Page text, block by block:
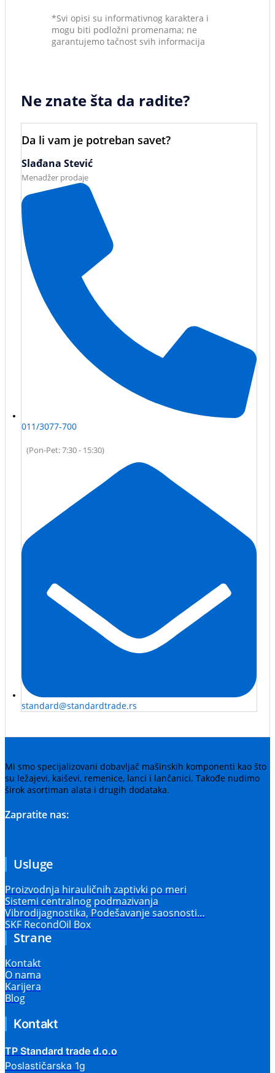
*Svi opisi su informativnog karaktera i
mogu biti podložni promenama; ne
garantujemo tačnost svih informacija
Ne znate šta da radite?
Da li vam je potreban savet?
Slađana Stević
Menadžer prodaje
011/3077-700
(Pon-Pet: 7:30 - 15:30)
standard@standardtrade.rs
Mi smo specijalizovani dobavljač mašinskih komponenti kao što
su ležajevi, kaiševi, remenice, lanci i lančanici. Takođe nudimo
širok asortiman alata i drugih dodataka.
Zapratite nas:
Usluge
Proizvodnja hirauličnih zaptivki po meri
Sistemi centralnog podmazivanja
Vibrodijagnostika, Podešavanje saosnosti…
SKF RecondOil Box
Strane
Kontakt
O nama
Karijera
Blog
Kontakt
TP Standard trade d.o.o
Poslastičarska 1g